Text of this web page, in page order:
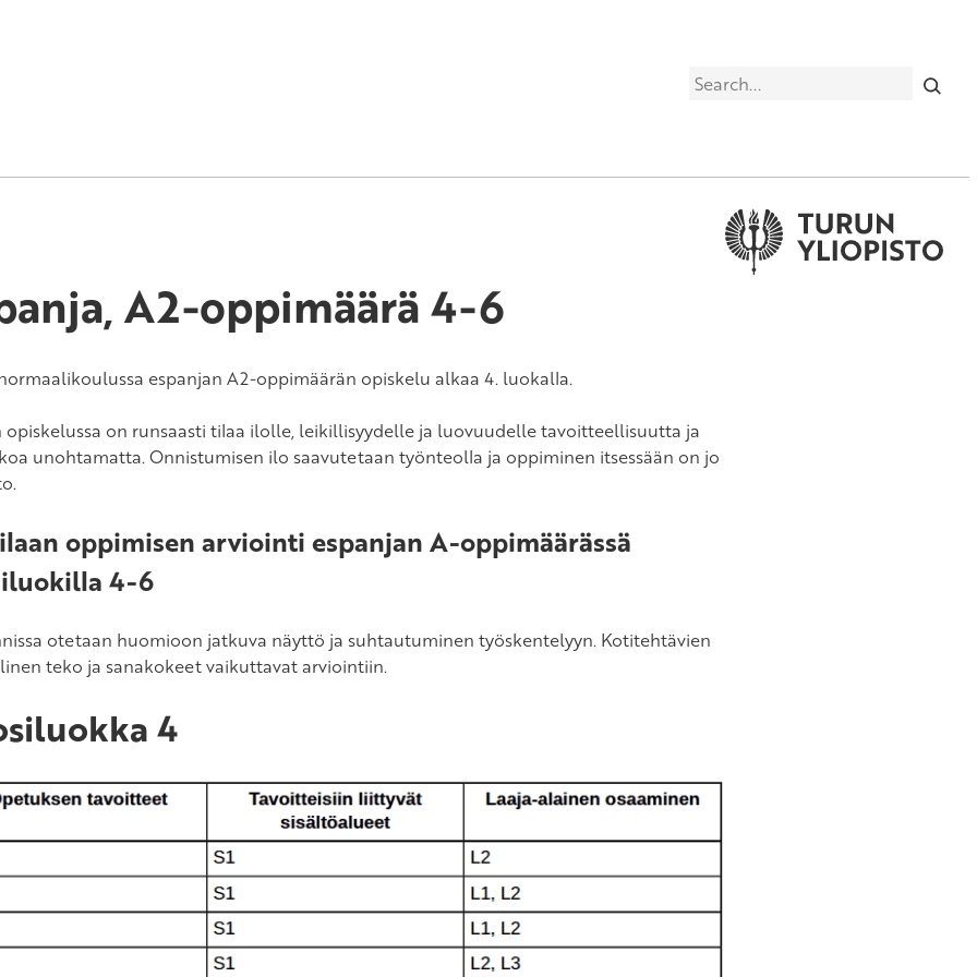
Search
A2-oppimäärä 4-6
espanjan A2-oppimäärän opiskelu alkaa 4. luokalla.
opiskelussa on runsaasti tilaa ilolle, leikillisyydelle ja luovuudelle tavoitteellisuutta ja
unohtamatta. Onnistumisen ilo saavutetaan työnteolla ja oppiminen itsessään on jo
oppimisen arviointi espanjan A-oppimäärässä
4-6
otetaan huomioon jatkuva näyttö ja suhtautuminen työskentelyyn. Kotitehtävien
teko ja sanakokeet vaikuttavat arviointiin.
4